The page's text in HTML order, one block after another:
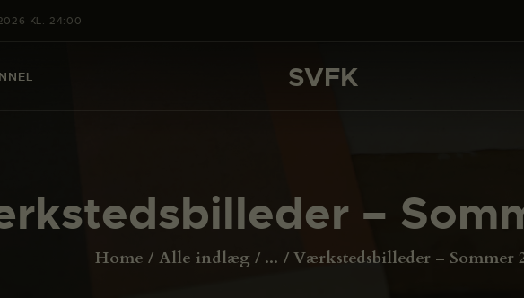
KL. 24:00
SVFK
–
Home Alle indlæg ... Værkstedsbilleder – Sommer
SVFK
PROJEKTER
OM SVFK
ENGLISH